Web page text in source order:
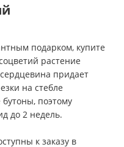
подарком, купите
растение
придает
на стебле
поэтому
до 2 недель.
к заказу в